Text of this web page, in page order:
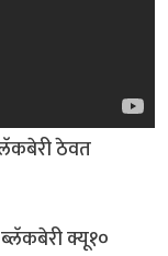
ठेवत
क्यू१०